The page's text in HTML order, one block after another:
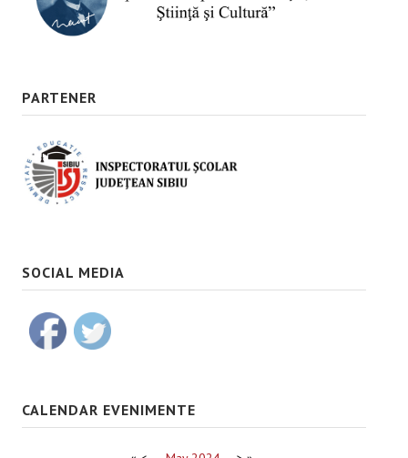
PARTENER
SOCIAL MEDIA
CALENDAR EVENIMENTE